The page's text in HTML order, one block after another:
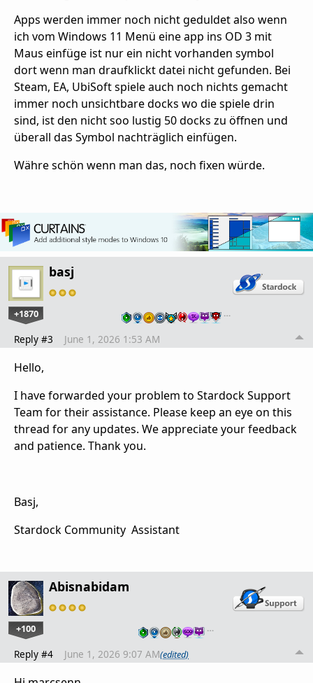
Apps werden immer noch nicht geduldet also wenn
ich vom Windows 11 Menü eine app ins OD 3 mit
Maus einfüge ist nur ein nicht vorhanden symbol
dort wenn man draufklickt datei nicht gefunden. Bei
Steam, EA, UbiSoft spiele auch noch nichts gemacht
immer noch unsichtbare docks wo die spiele drin
sind, ist den nicht soo lustig 50 docks zu öffnen und
überall das Symbol nachträglich einfügen.
Währe schön wenn man das, noch fixen würde.
basj
+1870 …
Reply #3 June 1, 2026 1:53 AM
Hello,
I have forwarded your problem to Stardock Support
Team for their assistance. Please keep an eye on this
thread for any updates. We appreciate your feedback
and patience. Thank you.
Basj,
Stardock Community Assistant
Abisnabidam
+100 …
Reply #4 June 1, 2026 9:07 AM(edited)